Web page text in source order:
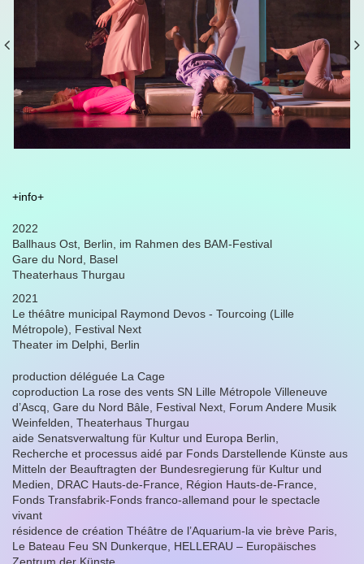
+info+
2022
Ballhaus Ost, Berlin, im Rahmen des BAM-Festival
Gare du Nord, Basel
Theaterhaus Thurgau
2021
Le théâtre municipal Raymond Devos - Tourcoing (Lille
Métropole), Festival Next
Theater im Delphi, Berlin
production déléguée La Cage
coproduction La rose des vents SN Lille Métropole Villeneuve
d’Ascq, Gare du Nord Bâle, Festival Next, Forum Andere Musik
Weinfelden, Theaterhaus Thurgau
aide Senatsverwaltung für Kultur und Europa Berlin,
Recherche et processus aidé par Fonds Darstellende Künste aus
Mitteln der Beauftragten der Bundesregierung für Kultur und
Medien, DRAC Hauts-de-France, Région Hauts-de-France,
Fonds Transfabrik-Fonds franco-allemand pour le spectacle
vivant
résidence de création Théâtre de l’Aquarium-la vie brève Paris,
Le Bateau Feu SN Dunkerque, HELLERAU – Europäisches